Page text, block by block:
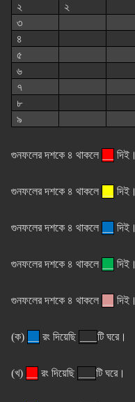
২
২
৩
৪
৫
৬
৭
৮
৯
গুনফলের দশকে ৪ থাকলে দিই।
গুনফলের দশকে ৪ থাকলে দিই।
গুনফলের দশকে ৪ থাকলে দিই।
গুনফলের দশকে ৪ থাকলে দিই।
গুনফলের দশকে ৪ থাকলে দিই।
(ক) রং দিয়েছি টি ঘরে।
(খ) রং দিয়েছি টি ঘরে।